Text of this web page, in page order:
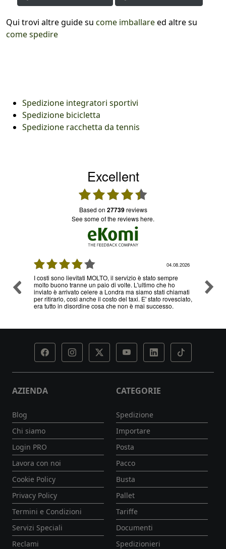
Qui trovi altre guide su come imballareed altre su
come spedire
Spedizione integratori sportivi
Spedizione bicicletta
Spedizione racchetta da tennis
Excellent
based on 27739reviews
see some of the reviews here.
04.08.2026
I costi sono lievitati MOLTO, il servizio è stato sempre
molto buono tranne un paio di volte. L'ultimo che ho
inviato è arrivato celere a Londra ma siamo stati chiamati
per ritirarlo, così anche il costo del taxi. E' stato rovesciato,
era tutto in disordine cosa che non è mai successo.
AZIENDA
Blog
Chi siamo
Login PRO
Lavora con noi
Cookie Policy
Privacy Policy
Termini e Condizioni
Servizi Speciali
Reclami
CATEGORIE
Spedizione
Importare
Posta
Pacco
Busta
Pallet
Tariffe
Documenti
Spedizionieri